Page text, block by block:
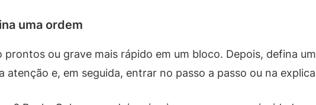
uma ordem
prontos ou grave mais rápido em um bloco. Depois, defina
atenção e, em seguida, entrar no passo a passo ou na